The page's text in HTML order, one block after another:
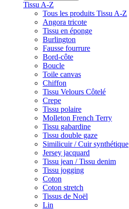
Tissu A-Z
Tous les produits Tissu A-Z
Angora tricote
Tissu en éponge
Burlington
Fausse fourrure
Bord-côte
Boucle
Toile canvas
Chiffon
Tissu Velours Côtelé
Crepe
Tissu polaire
Molleton French Terry
Tissu gabardine
Tissu double gaze
Similicuir / Cuir synthétique
Jersey jacquard
Tissu jean / Tissu denim
Tissu jogging
Coton
Coton stretch
Tissus de Noël
Lin